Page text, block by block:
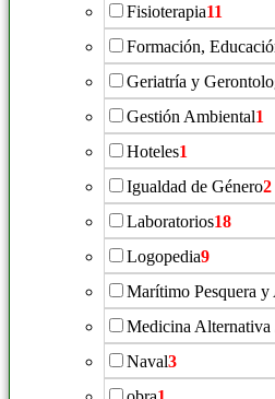
Fisioterapia11
Formación,
Geriatría y
Gestión Ambiental1
Hoteles1
Igualdad de Género2
Laboratorios18
Logopedia9
Marítimo Pesquera
Medicina Alternativa
Naval3